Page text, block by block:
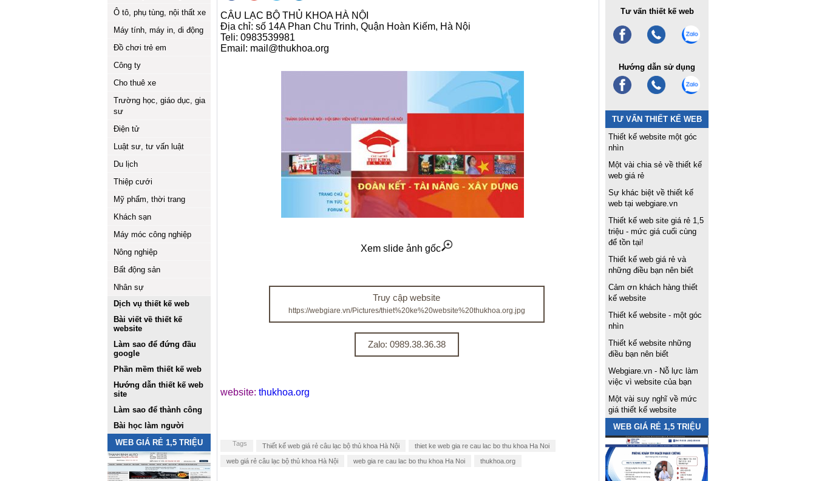
Ô tô, phụ tùng, nội thất xe
Máy tính, máy in, di động
Đồ chơi trẻ em
Công ty
Cho thuê xe
Trường học, giáo dục, gia
sư
Điện tử
Luật sư, tư vấn luật
Du lịch
Thiệp cưới
Mỹ phẩm, thời trang
Khách sạn
Máy móc công nghiệp
Nông nghiệp
Bất động sản
Nhân sự
Dịch vụ thiết kế web
Bài viết về thiết kế
website
Làm sao để đứng đầu
google
Phần mềm thiết kế web
Hướng dẫn thiết kế web
site
Làm sao để thành công
Bài học làm người
WEB GIÁ RẺ 1,5 TRIỆU
CÂU LẠC BỘ THỦ KHOA HÀ NỘI
Địa chỉ: số 14A Phan Chu Trinh, Quận Hoàn Kiếm, Hà Nội
Teli: 0983539981
Email: mail@thukhoa.org
Xem slide ảnh gốc
Truy cập website
https://webgiare.vn/Pictures/thiet%20ke%20website%20thukhoa.org.jpg
Zalo: 0989.38.36.38
website: thukhoa.org
Tags Thiết kế web giá rẻ câu lạc bộ thủ khoa Hà Nội thiet ke web gia re cau lac bo thu khoa Ha Noi
web giá rẻ câu lạc bộ thủ khoa Hà Nội web gia re cau lac bo thu khoa Ha Noi thukhoa.org
Tư vấn thiết kế web
Hướng dẫn sử dụng
TƯ VẤN THIẾT KẾ WEB
Thiết kế website một góc
nhìn
Một vài chia sẻ về thiết kế
web giá rẻ
Sự khác biệt về thiết kế
web tại webgiare.vn
Thiết kế web site giá rẻ 1,5
triệu - mức giá cuối cùng
để tồn tại!
Thiết kế web giá rẻ và
những điều bạn nên biết
Cảm ơn khách hàng thiết
kế website
Thiết kế website - một góc
nhìn
Thiết kế website những
điều bạn nên biết
Webgiare.vn - Nỗ lực làm
việc vì website của bạn
Một vài suy nghĩ về mức
giá thiết kế website
WEB GIÁ RẺ 1,5 TRIỆU